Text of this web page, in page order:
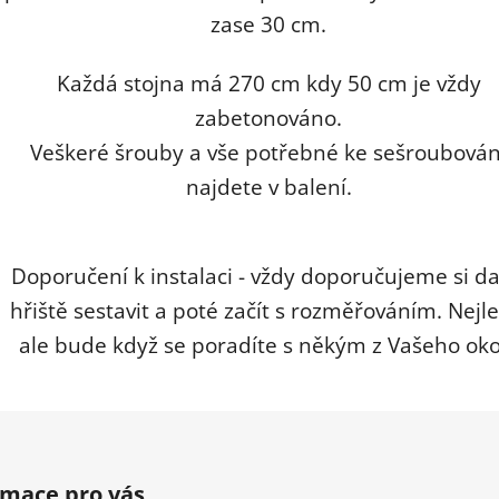
zase 30 cm.
Každá stojna má 270 cm kdy 50 cm je vždy
zabetonováno.
Veškeré šrouby a vše potřebné ke
najdete v balení.
Doporučení k instalaci - vždy doporučujeme si
hřiště sestavit a poté začít s rozměřováním.
ale bude když se poradíte s někým z Vašeho